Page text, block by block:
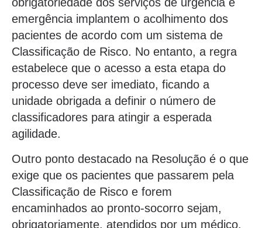
obrigatoriedade dos serviços de urgência e
emergência implantem o acolhimento dos
pacientes de acordo com um sistema de
Classificação de Risco. No entanto, a regra
estabelece que o acesso a esta etapa do
processo deve ser imediato, ficando a
unidade obrigada a definir o número de
classificadores para atingir a esperada
agilidade.
Outro ponto destacado na Resolução é o que
exige que os pacientes que passarem pela
Classificação de Risco e forem
encaminhados ao pronto-socorro sejam,
obrigatoriamente, atendidos por um médico.